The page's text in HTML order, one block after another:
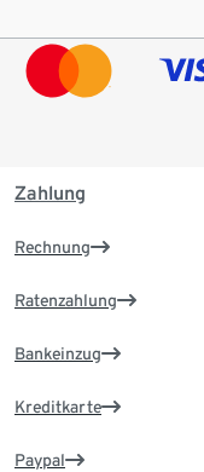
Zahlung
Rechnung
Ratenzahlung
Bankeinzug
Kreditkarte
Paypal